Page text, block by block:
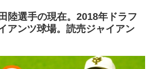
陸選手の現在。2018年ドラフ
アンツ球場。読売ジャイアン